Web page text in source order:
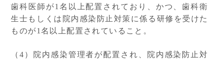
歯科医師が1名以上配置されており、かつ、歯科衛
生士もしくは院内感染防止対策に係る研修を受けた
ものが1名以上配置されていること。
（4）院内感染管理者が配置され、院内感染防止対